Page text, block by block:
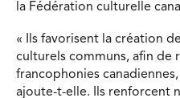
la Fédération culturelle
« Ils favorisent la création
culturels communs, afin de
francophonies
ajoute-t-elle. Ils renforcent